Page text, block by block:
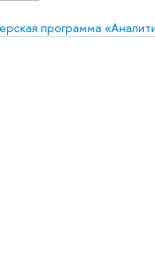
программа